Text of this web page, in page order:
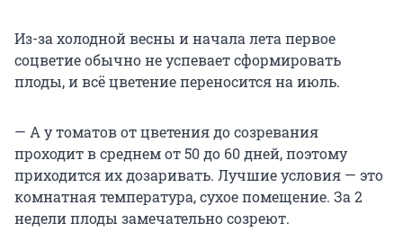
Из-за холодной весны и начала лета первое
соцветие обычно не успевает сформировать
плоды, и всё цветение переносится на июль.
— А у томатов от цветения до созревания
проходит в среднем от 50 до 60 дней, поэтому
приходится их дозаривать. Лучшие условия — это
комнатная температура, сухое помещение. За 2
недели плоды замечательно созреют.